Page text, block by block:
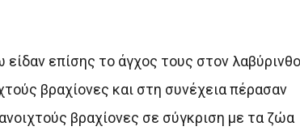
επίσης το άγχος τους στον λαβύρινθο
βραχίονες και στη συνέχεια πέρασαν
βραχίονες σε σύγκριση με τα ζώα